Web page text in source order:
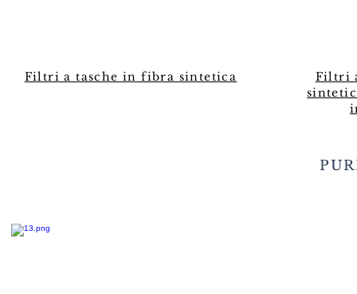
Filtri a tasche in fibra sintetica
Filtri